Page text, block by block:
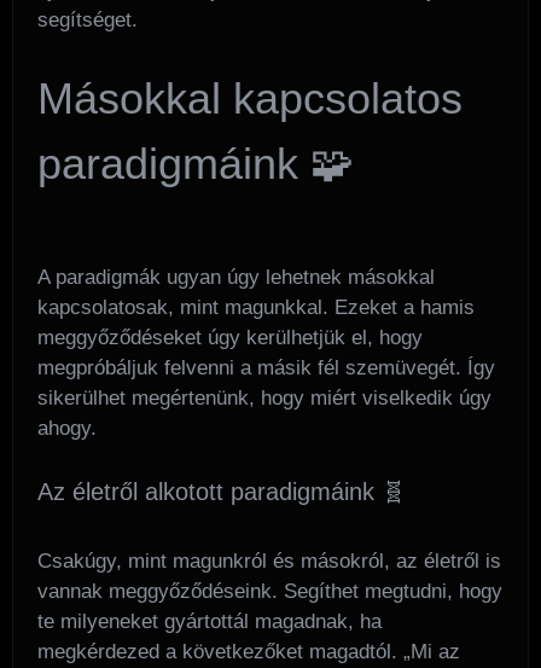
segítséget.
Másokkal kapcsolatos
paradigmáink 🧩
A paradigmák ugyan úgy lehetnek másokkal
kapcsolatosak, mint magunkkal. Ezeket a hamis
meggyőződéseket úgy kerülhetjük el, hogy
megpróbáljuk felvenni a másik fél szemüvegét. Így
sikerülhet megértenünk, hogy miért viselkedik úgy
ahogy.
Az életről alkotott paradigmáink 🧬
Csakúgy, mint magunkról és másokról, az életről is
vannak meggyőződéseink. Segíthet megtudni, hogy
te milyeneket gyártottál magadnak, ha
megkérdezed a következőket magadtól. „Mi az